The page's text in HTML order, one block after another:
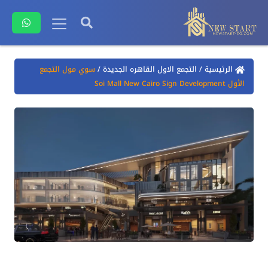
الرئيسية/ التجمع الاول القاهره الجديدة/ سوي مول التجمع
الأول Soi Mall New Cairo Sign Development